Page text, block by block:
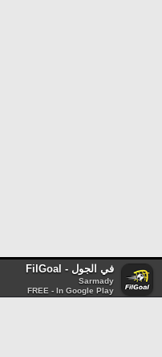
في الجول - FilGoal
Sarmady
FREE - In Google Play